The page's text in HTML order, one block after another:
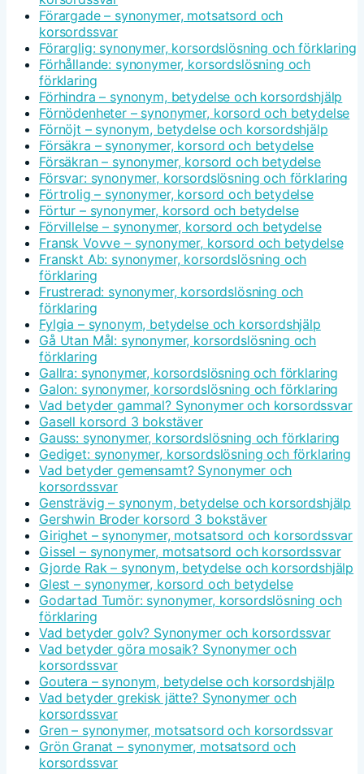
Förargade – synonymer, motsatsord och
korsordssvar
Förarglig: synonymer, korsordslösning och förklaring
Förhållande: synonymer, korsordslösning och
förklaring
Förhindra – synonym, betydelse och korsordshjälp
Förnödenheter – synonymer, korsord och betydelse
Förnöjt – synonym, betydelse och korsordshjälp
Försäkra – synonymer, korsord och betydelse
Försäkran – synonymer, korsord och betydelse
Försvar: synonymer, korsordslösning och förklaring
Förtrolig – synonymer, korsord och betydelse
Förtur – synonymer, korsord och betydelse
Förvillelse – synonymer, korsord och betydelse
Fransk Vovve – synonymer, korsord och betydelse
Franskt Ab: synonymer, korsordslösning och
förklaring
Frustrerad: synonymer, korsordslösning och
förklaring
Fylgia – synonym, betydelse och korsordshjälp
Gå Utan Mål: synonymer, korsordslösning och
förklaring
Gallra: synonymer, korsordslösning och förklaring
Galon: synonymer, korsordslösning och förklaring
Vad betyder gammal? Synonymer och korsordssvar
Gasell korsord 3 bokstäver
Gauss: synonymer, korsordslösning och förklaring
Gediget: synonymer, korsordslösning och förklaring
Vad betyder gemensamt? Synonymer och
korsordssvar
Gensträvig – synonym, betydelse och korsordshjälp
Gershwin Broder korsord 3 bokstäver
Girighet – synonymer, motsatsord och korsordssvar
Gissel – synonymer, motsatsord och korsordssvar
Gjorde Rak – synonym, betydelse och korsordshjälp
Glest – synonymer, korsord och betydelse
Godartad Tumör: synonymer, korsordslösning och
förklaring
Vad betyder golv? Synonymer och korsordssvar
Vad betyder göra mosaik? Synonymer och
korsordssvar
Goutera – synonym, betydelse och korsordshjälp
Vad betyder grekisk jätte? Synonymer och
korsordssvar
Gren – synonymer, motsatsord och korsordssvar
Grön Granat – synonymer, motsatsord och
korsordssvar